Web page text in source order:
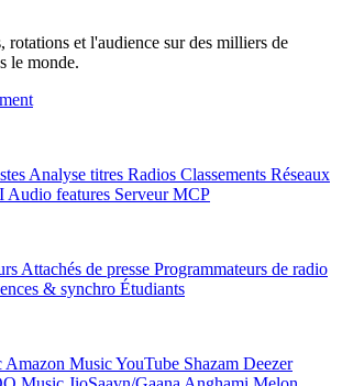
rotations et l'audience sur des milliers de
le monde.
Analyse titres Radios Classements Réseaux
Audio features Serveur MCP
Attachés de presse Programmateurs de radio
& synchro Étudiants
Amazon MusicYouTube Shazam Deezer